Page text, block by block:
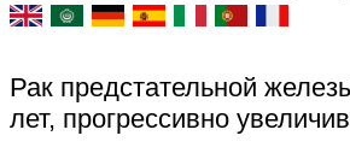
Рак предстательной
лет, прогрессивно